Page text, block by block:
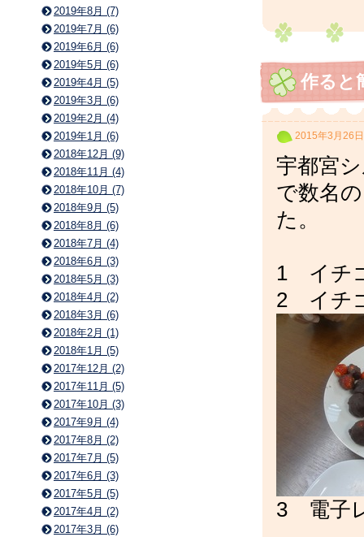
作ると
2015年3月26日
宇都宮
で数名
た。
1 イチ
2 イチ
3 電子
2019年8月 (7)
2019年7月 (6)
2019年6月 (6)
2019年5月 (6)
2019年4月 (5)
2019年3月 (6)
2019年2月 (4)
2019年1月 (6)
2018年12月 (9)
2018年11月 (4)
2018年10月 (7)
2018年9月 (5)
2018年8月 (6)
2018年7月 (4)
2018年6月 (3)
2018年5月 (3)
2018年4月 (2)
2018年3月 (6)
2018年2月 (1)
2018年1月 (5)
2017年12月 (2)
2017年11月 (5)
2017年10月 (3)
2017年9月 (4)
2017年8月 (2)
2017年7月 (5)
2017年6月 (3)
2017年5月 (5)
2017年4月 (2)
2017年3月 (6)